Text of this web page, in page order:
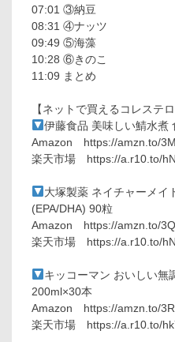
07:01 ③納豆
08:31 ④ナッツ
09:49 ⑤海藻
10:28 ⑥きのこ
11:09 まとめ
【ネットで買えるコレステ
伊藤食品 美味しい鯖水煮
Amazon https://amzn.to/
楽天市場 https://a.r10.to/
大塚製薬 ネイチャーメイ
(EPA/DHA) 90粒
Amazon https://amzn.to/
楽天市場 https://a.r10.to/
キッコーマン おいしい無
200ml×30本
Amazon https://amzn.to/
楽天市場 https://a.r10.to/